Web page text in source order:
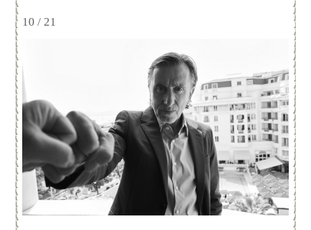
10 / 21